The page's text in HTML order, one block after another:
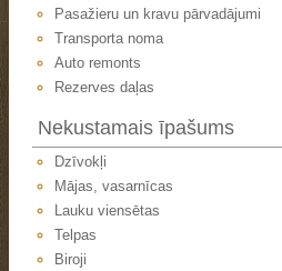
Pasažieru un kravu pārvadājumi
Transporta noma
Auto remonts
Rezerves daļas
Nekustamais īpašums
Dzīvokļi
Mājas, vasarnīcas
Lauku viensētas
Telpas
Biroji